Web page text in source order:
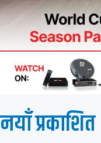
नयाँ प्रकाशित